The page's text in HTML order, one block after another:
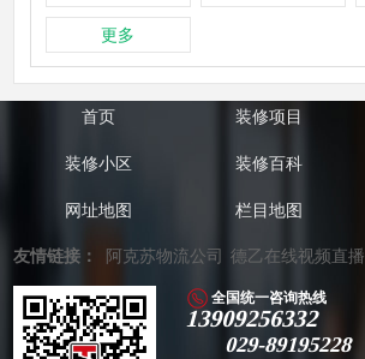
更多
首页 装修项目
装修小区 装修百科
网址地图 栏目地图
友情链接： 阿克苏物流公司 德乙在线视频直播
全国统一咨询热线
13909256332
029-89195228